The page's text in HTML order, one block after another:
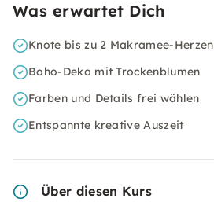
Was erwartet Dich
Knote bis zu 2 Makramee-Herzen
Boho-Deko mit Trockenblumen
Farben und Details frei wählen
Entspannte kreative Auszeit
Über diesen Kurs